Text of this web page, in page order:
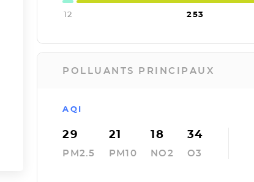
12 253
POLLUANTS PRINCIPAUX
AQI
29
PM2.5
21
PM10
18
NO2
34
O3